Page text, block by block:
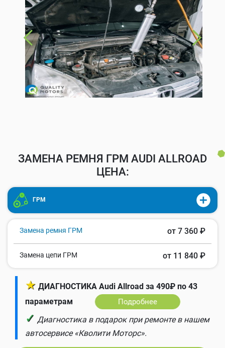
ЗАМЕНА РЕМНЯ ГРМ AUDI ALLROAD
ЦЕНА:
ГРМ
Замена ремня ГРМ от 7 360 ₽
Замена цепи ГРМ от 11 840 ₽
★ ДИАГНОСТИКА Audi Allroad за 490₽ по 43
параметрам
Подробнее
✓ Диагностика в подарок при ремонте в нашем
автосервисе «Кволити Моторс».